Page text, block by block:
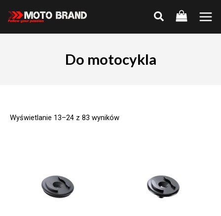
Main
Do motocykla
Wyświetlanie 13–24 z 83 wyników